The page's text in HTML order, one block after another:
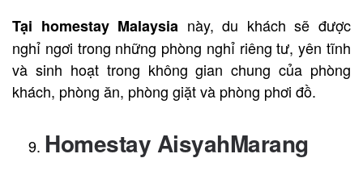
Tại homestayMalaysia này, du khách sẽ được
nghỉ ngơi trong những phòng nghỉ riêng tư, yên tĩnh
và sinh hoạt trong không gian chung của phòng
khách, phòng ăn, phòng giặt và phòng phơi đồ.
Homestay AisyahMarang